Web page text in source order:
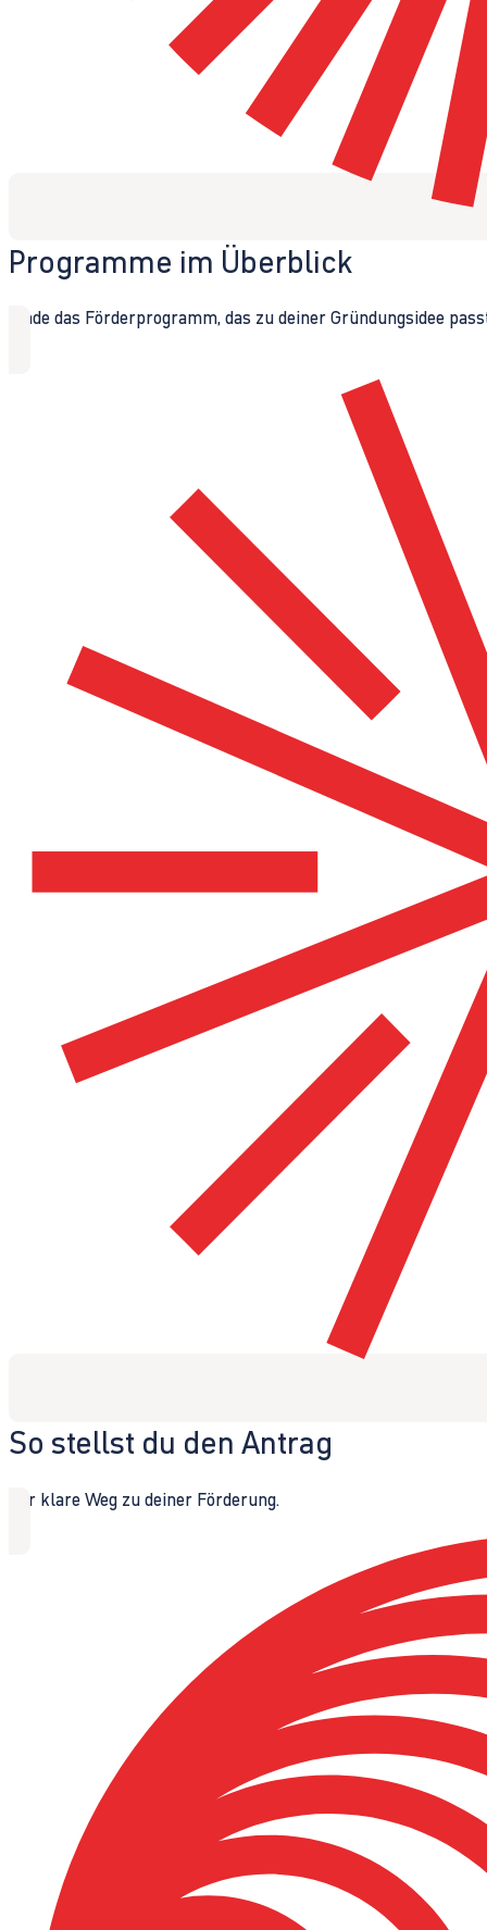
Programme im Überblick
Finde das Förderprogramm, das zu deiner Gründungsidee
So stellst du den Antrag
Der klare Weg zu deiner Förderung.